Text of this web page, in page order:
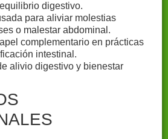
digestivo.
para aliviar molestias
o malestar abdominal.
complementario en prácticas
intestinal.
alivio digestivo y bienestar